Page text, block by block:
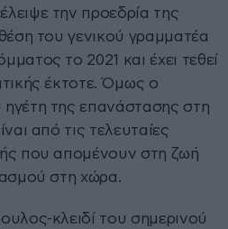
την προεδρία της
του γενικού γραμματέα
το 2021 και έχει τεθεί
έκτοτε. Όμως ο
της επανάστασης στη
από τις τελευταίες
που απομένουν στη ζωή
στη χώρα.
κλειδί του σημερινού